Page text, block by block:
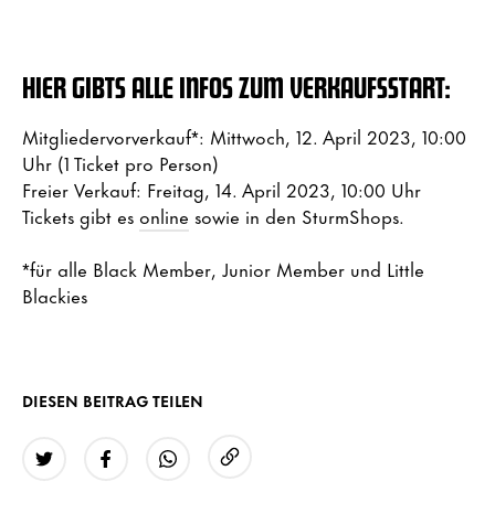
HIER GIBTS ALLE INFOS ZUM VERKAUFSSTART:
Mitgliedervorverkauf*: Mittwoch, 12. April 2023, 10:00
Uhr (1 Ticket pro Person)
Freier Verkauf: Freitag, 14. April 2023, 10:00 Uhr
Tickets gibt es online sowie in den SturmShops.
*für alle Black Member, Junior Member und Little
Blackies
DIESEN BEITRAG TEILEN